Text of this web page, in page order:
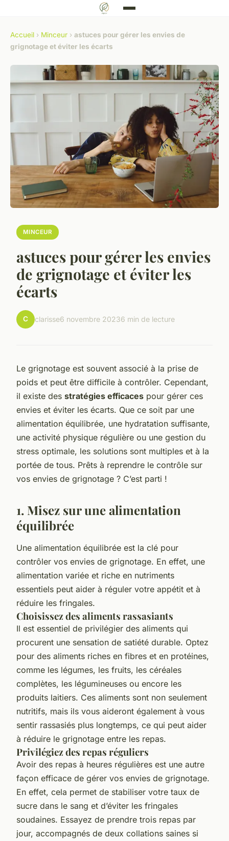
Accueil › Minceur › astuces pour gérer les envies de
grignotage et éviter les écarts
MINCEUR
astuces pour gérer les envies
de grignotage et éviter les
écarts
C clarisse6 novembre 20236 min de lecture
Le grignotage est souvent associé à la prise de
poids et peut être difficile à contrôler. Cependant,
il existe des stratégies efficaces pour gérer ces
envies et éviter les écarts. Que ce soit par une
alimentation équilibrée, une hydratation suffisante,
une activité physique régulière ou une gestion du
stress optimale, les solutions sont multiples et à la
portée de tous. Prêts à reprendre le contrôle sur
vos envies de grignotage ? C’est parti !
1. Misez sur une alimentation
équilibrée
Une alimentation équilibrée est la clé pour
contrôler vos envies de grignotage. En effet, une
alimentation variée et riche en nutriments
essentiels peut aider à réguler votre appétit et à
réduire les fringales.
Choisissez des aliments rassasiants
Il est essentiel de privilégier des aliments qui
procurent une sensation de satiété durable. Optez
pour des aliments riches en fibres et en protéines,
comme les légumes, les fruits, les céréales
complètes, les légumineuses ou encore les
produits laitiers. Ces aliments sont non seulement
nutritifs, mais ils vous aideront également à vous
sentir rassasiés plus longtemps, ce qui peut aider
à réduire le grignotage entre les repas.
Privilégiez des repas réguliers
Avoir des repas à heures régulières est une autre
façon efficace de gérer vos envies de grignotage.
En effet, cela permet de stabiliser votre taux de
sucre dans le sang et d’éviter les fringales
soudaines. Essayez de prendre trois repas par
jour, accompagnés de deux collations saines si